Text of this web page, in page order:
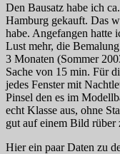
Den Bausatz habe ich
Hamburg gekauft. Das
habe. Angefangen hatte
Lust mehr, die
3 Monaten (Sommer
Sache von 15 min. Für
jedes Fenster mit
Pinsel den es im
echt Klasse aus, ohne
gut auf einem Bild rüber
Hier ein paar Daten zu